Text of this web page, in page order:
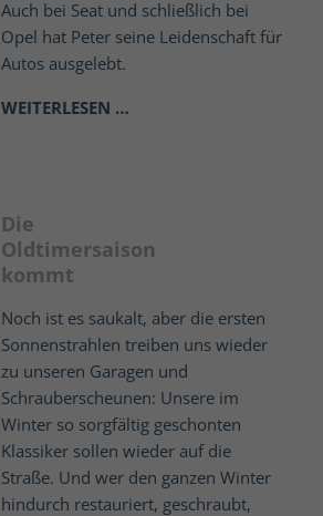
Auch bei Seat und schließlich bei
Opel hat Peter seine Leidenschaft für
Autos ausgelebt.
WEITERLESEN …
Die
Oldtimersaison
kommt
Noch ist es saukalt, aber die ersten
Sonnenstrahlen treiben uns wieder
zu unseren Garagen und
Schrauberscheunen: Unsere im
Winter so sorgfältig geschonten
Klassiker sollen wieder auf die
Straße. Und wer den ganzen Winter
hindurch restauriert, geschraubt,